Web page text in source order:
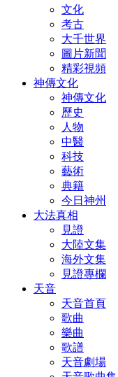
文化
考古
大千世界
圖片新聞
精彩視頻
神傳文化
神傳文化
歷史
人物
中醫
科技
藝術
典籍
今日神州
大法真相
見證
大陸文集
海外文集
見證專欄
天音
天音首頁
歌曲
樂曲
歌譜
天音劇場